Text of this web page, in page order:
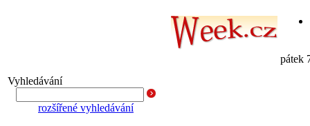
pátek
Vyhledávání
rozšířené vyhledávání